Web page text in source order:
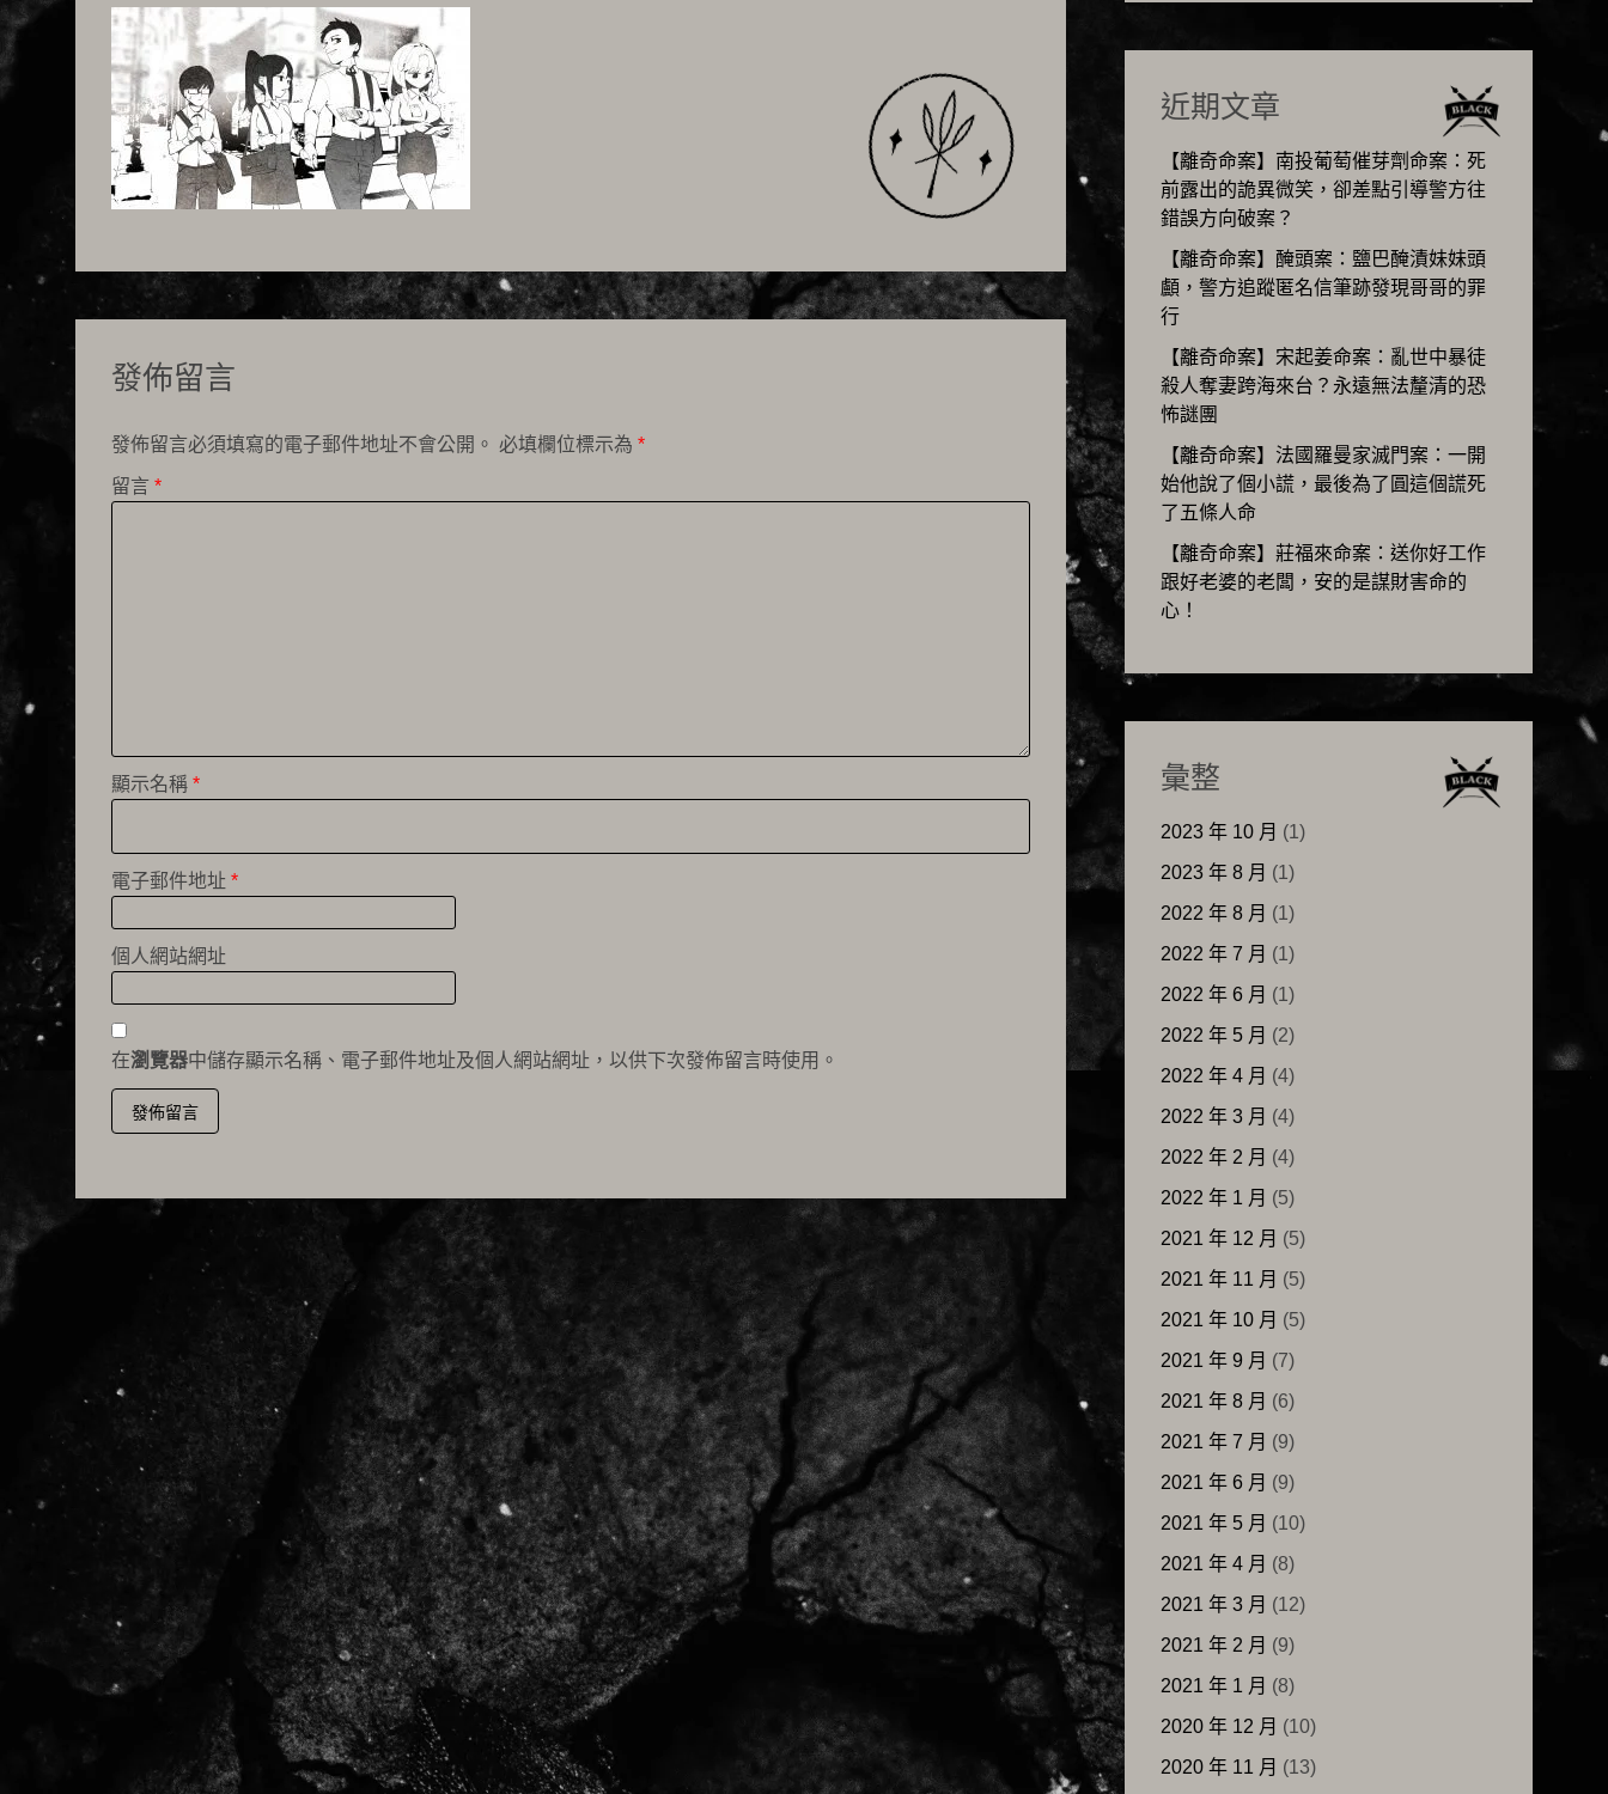
發佈留言
發佈留言必須填寫的電子郵件地址不會公開。 必填欄位標示為 *
留言 *
顯示名稱 *
電子郵件地址 *
個人網站網址
在瀏覽器中儲存顯示名稱、電子郵件地址及個人網站網址，以供下次發佈留言時使用。
近期文章
【離奇命案】南投葡萄催芽劑命案：死
前露出的詭異微笑，卻差點引導警方往
錯誤方向破案？
【離奇命案】醃頭案：鹽巴醃漬妹妹頭
顱，警方追蹤匿名信筆跡發現哥哥的罪
行
【離奇命案】宋起姜命案：亂世中暴徒
殺人奪妻跨海來台？永遠無法釐清的恐
怖謎團
【離奇命案】法國羅曼家滅門案：一開
始他說了個小謊，最後為了圓這個謊死
了五條人命
【離奇命案】莊福來命案：送你好工作
跟好老婆的老闆，安的是謀財害命的
心！
彙整
2023 年 10 月 (1)
2023 年 8 月 (1)
2022 年 8 月 (1)
2022 年 7 月 (1)
2022 年 6 月 (1)
2022 年 5 月 (2)
2022 年 4 月 (4)
2022 年 3 月 (4)
2022 年 2 月 (4)
2022 年 1 月 (5)
2021 年 12 月 (5)
2021 年 11 月 (5)
2021 年 10 月 (5)
2021 年 9 月 (7)
2021 年 8 月 (6)
2021 年 7 月 (9)
2021 年 6 月 (9)
2021 年 5 月 (10)
2021 年 4 月 (8)
2021 年 3 月 (12)
2021 年 2 月 (9)
2021 年 1 月 (8)
2020 年 12 月 (10)
2020 年 11 月 (13)